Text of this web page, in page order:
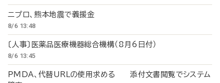
ニプロ、熊本地震で義援金
8/6 13:48
〔人事〕医薬品医療機器総合機構（8月6日付）
8/6 13:45
PMDA、代替URLの使用求める 添付文書閲覧でシステム